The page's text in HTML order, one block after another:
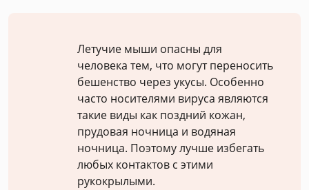
Летучие мыши опасны для
человека тем, что могут переносить
бешенство через укусы. Особенно
часто носителями вируса являются
такие виды как поздний кожан,
прудовая ночница и водяная
ночница. Поэтому лучше избегать
любых контактов с этими
рукокрылыми.